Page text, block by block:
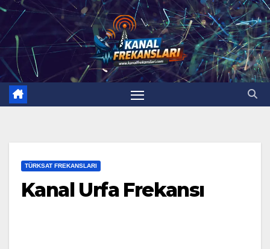
TÜRKSAT FREKANSLARI
Kanal Urfa Frekansı